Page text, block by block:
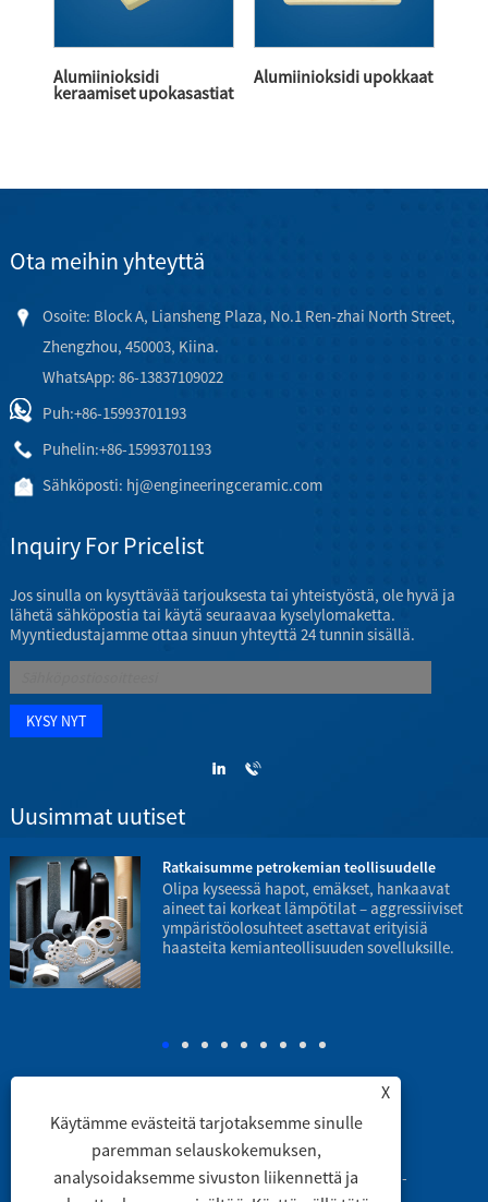
Alumiinioksidi
keraamiset upokasastiat
Alumiinioksidi upokkaat
Ota meihin yhteyttä
Osoite: Block A, Liansheng Plaza, No.1 Ren-zhai North Street,
Zhengzhou, 450003, Kiina.
WhatsApp: 86-13837109022
Puh:+86-15993701193
Puhelin:+86-15993701193
Sähköposti: hj@engineeringceramic.com
Inquiry For Pricelist
Jos sinulla on kysyttävää tarjouksesta tai yhteistyöstä, ole hyvä ja
lähetä sähköpostia tai käytä seuraavaa kyselylomaketta.
Myyntiedustajamme ottaa sinuun yhteyttä 24 tunnin sisällä.
Uusimmat uutiset
Ratkaisumme petrokemian teollisuudelle
Olipa kyseessä hapot, emäkset, hankaavat
aineet tai korkeat lämpötilat – aggressiiviset
ympäristöolosuhteet asettavat erityisiä
haasteita kemianteollisuuden sovelluksille.
Linkit| Sitemap| RSS|
Copyright © 2003 Engineering Ceramic Co., Ltd. -
X
Käytämme evästeitä tarjotaksemme sinulle
paremman selauskokemuksen,
analysoidaksemme sivuston liikennettä ja